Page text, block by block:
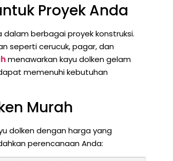
Proyek Anda
berbagai proyek konstruksi.
seperti cerucuk, pagar, dan
menawarkan kayu dolken gelam
memenuhi kebutuhan
Murah
dolken dengan harga yang
perencanaan Anda: